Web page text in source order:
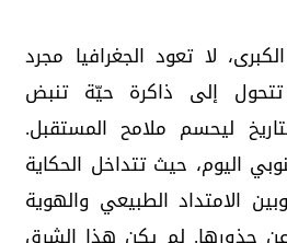
لا تعود الجغرافيا مجرد
إلى ذاكرة حيّة تنبض
ليحسم ملامح المستقبل.
اليوم، حيث تتداخل الحكاية
الامتداد الطبيعي والهوية